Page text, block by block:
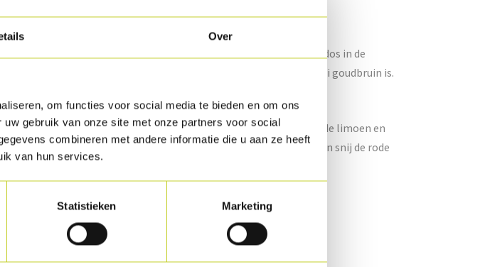
Over
om functies voor social media te bieden en om ons
gebruik van onze site met onze partners voor social
combineren met andere informatie die u aan ze heeft
van hun services.
Statistieken Marketing
kaas en vermeng deze met de gruyèrekaas.
los en wrijf er de Kippentournedos mee in. Rol de Kippentournedos in de
van de kazen. Bak de Kippentournedos af op 180°C tot de kaas mooi goudbruin is.
maïs en de rode bonen.
pit van de avocado’s en snij het vlees in brunoise. Pers het sap uit de limoen en
met het vlees van de avocado. Snij de tomaten in grove stukken en snij de rode
Vermeng alles en kruid af met peper en zout.
olijfolie op en smaak af.
op een bord of een plateau.